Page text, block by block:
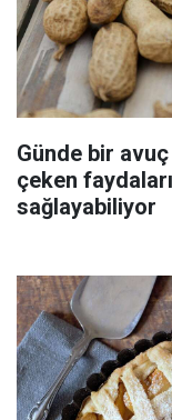
Günde bir
çeken
sağlayabiliyor